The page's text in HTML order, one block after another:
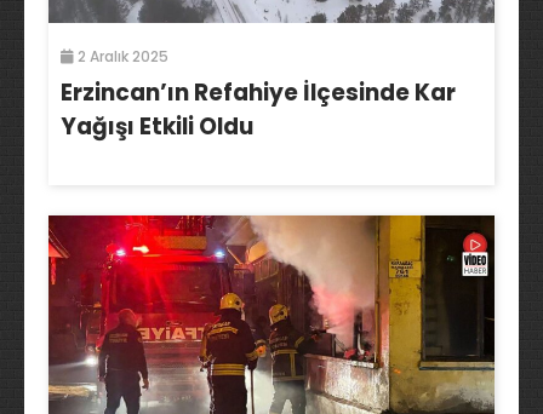
2 Aralık 2025
Erzincan’ın Refahiye İlçesinde Kar
Yağışı Etkili Oldu